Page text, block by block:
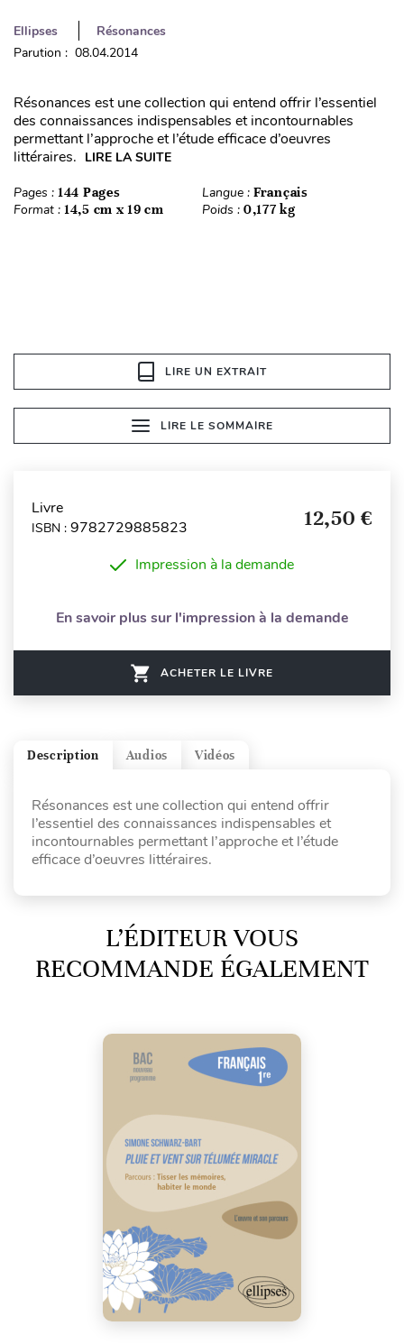
Ellipses
Résonances
Parution : 08.04.2014
Résonances est une collection qui entend offrir l’essentiel
des connaissances indispensables et incontournables
permettant l’approche et l’étude efficace d’oeuvres
littéraires. LIRE LA SUITE
Pages : 144 Pages Langue : Français
Format : 14,5 cm x 19 cm Poids : 0,177 kg
LIRE UN EXTRAIT
LIRE LE SOMMAIRE
Livre
ISBN : 9782729885823 12,50 €
Impression à la demande
En savoir plus sur l'impression à la demande
ACHETER LE LIVRE
Vidéos
Audios
Description
Résonances est une collection qui entend offrir
l’essentiel des connaissances indispensables et
incontournables permettant l’approche et l’étude
efficace d’oeuvres littéraires.
L’ÉDITEUR VOUS
RECOMMANDE ÉGALEMENT